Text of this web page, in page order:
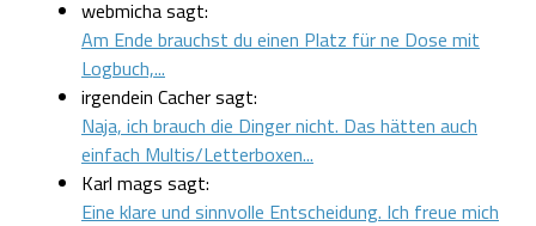
webmicha sagt:
Am Ende brauchst du einen Platz für ne Dose mit
Logbuch,...
irgendein Cacher sagt:
Naja, ich brauch die Dinger nicht. Das hätten auch
einfach Multis/Letterboxen...
Karl mags sagt:
Eine klare und sinnvolle Entscheidung. Ich freue mich